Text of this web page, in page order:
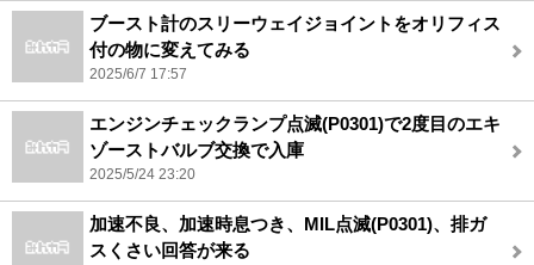
ブースト計のスリーウェイジョイントをオリフィス
付の物に変えてみる
2025/6/7 17:57
エンジンチェックランプ点滅(P0301)で2度目のエキ
ゾーストバルブ交換で入庫
2025/5/24 23:20
加速不良、加速時息つき、MIL点滅(P0301)、排ガ
スくさい回答が来る